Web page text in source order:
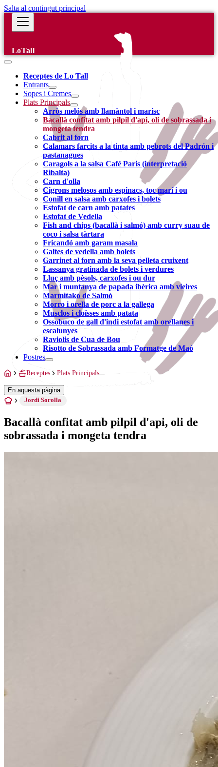
Salta al contingut principal
LoTall
Receptes de Lo Tall
Entrants
Sopes i Cremes
Plats Principals
Arròs melós amb llamàntol i marisc
Bacallà confitat amb pilpil d'api, oli de sobrassada i
mongeta tendra
Cabrit al forn
Calamars farcits a la tinta amb pebrots del Padrón i
pastanagues
Caragols a la salsa Café Paris (interpretació
Ribalta)
Carn d'olla
Cigrons melosos amb espinacs, toc marí i ou
Conill en salsa amb carxofes i bolets
Estofat de carn amb patates
Estofat de Vedella
Fish and chips (bacallà i salmó) amb curry suau de
coco i salsa tàrtara
Fricandó amb garam masala
Galtes de vedella amb bolets
Garrinet al forn amb la seva pelleta cruixent
Lassanya gratinada de bolets i verdures
Lluç amb pèsols, carxofes i ou dur
Mar i muntanya de papada ibèrica amb vieires
Marmitako de Salmó
Morro i orella de porc a la gallega
Musclos i cloïsses amb patata
Ossobuco de gall d'indi estofat amb orellanes i
escalunyes
Raviolis de Cua de Bou
Risotto de Sobrassada amb Formatge de Maó
Postres
Receptes Plats Principals
En aquesta pàgina
Jordi Sorolla
Bacallà confitat amb pilpil d'api, oli de
sobrassada i mongeta tendra